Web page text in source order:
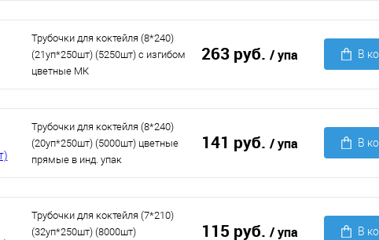
Трубочки для коктейля (8*240)
(21уп*250шт) (5250шт) с изгибом
цветные МК
263 руб. / упа В
Трубочки для коктейля (8*240)
(20уп*250шт) (5000шт) цветные
прямые в инд. упак
141 руб. / упа В
Трубочки для коктейля (7*210)
(32уп*250шт) (8000шт)
115 руб. / упа В